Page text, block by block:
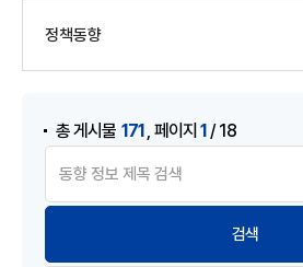
정책동향
총 게시물 171 ,페이지1/ 18